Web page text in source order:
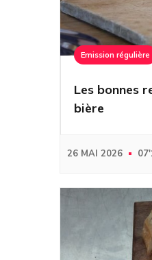
Emission régulière
Les bonnes
bière
26 MAI 2026